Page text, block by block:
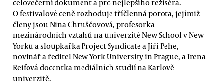
celovečerní dokument a pro nejlepšího režiséra.
O festivalové ceně rozhoduje tříčlenná porota, jejímiž
členy jsou Nina Chruščovová, profesorka
mezinárodních vztahů na univerzitě New School v New
Yorku a sloupkařka Project Syndicate a Jiří Pehe,
novinář a ředitel New York University in Prague, a Irena
Reifová docentka mediálních studií na Karlově
univerzitě.